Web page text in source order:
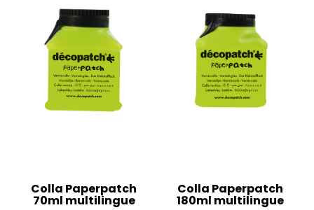
Colla Paperpatch
70ml multilingue
Colla Paperpatch
180ml multilingue